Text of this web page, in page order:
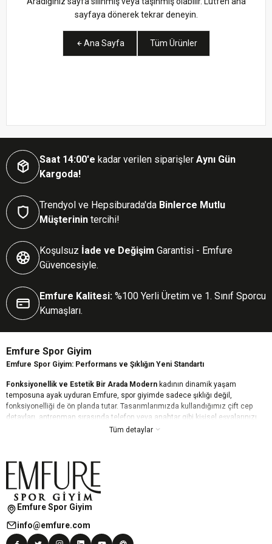
sayfaya dönerek tekrar deneyin.
Ana Sayfa Tüm Ürünler
Saat 14:00'e kadar verilen siparişler Aynı Gün
Kargoda!
Trendyol ve Hepsiburada'da Binlerce Mutlu
Müşterinin tercihi!
Koşulsuz İade ve Değişim Garantisi - Emfure
Güvencesiyle.
Emfure Kalitesi: %100 Yerli Üretim ve 1. Sınıf Sporcu
Kumaşları.
Emfure Spor Giyim
Emfure Spor Giyim: Performans ve Şıklığın Yeni Standartı
Fonksiyonellik ve Estetik Bir Arada Modern kadının dinamik yaşam
temposuna ayak uyduran Emfure, spor giyimde sadece şıklığı değil,
fonksiyonelliği de ön planda tutar. Tasarımlarımızda kullandığımız çift cep
detayları, antrenman sırasında telefon veya anahtar gibi kişisel eşyalarınızı
güvenle taşımanızı sağlarken, estetik çizgilerimizle günün her anında stilinizi
teknolojimiz, vücudunuzu bir ikinci ten gibi sararak maksimum hareket
özgürlüğü sunar. Nefes alabilen dokusu teri hızla dışarı atarken, özel
toparlayıcı (push-up) özelliğimiz daha fit ve formda bir görünüm elde etmenizi
destekler. Emfure ile kendinizi her zaman güçlü ve rahat hissedin.
Her Tarza Uygun Dinamik Koleksiyonlar Geniş
desen seçeneklerimizle, her zevke hitap eden bir Emfure modeli mutlaka
Tüm detaylar
Emfure Spor Giyim
info@emfure.com